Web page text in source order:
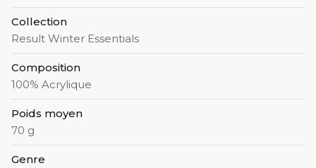
Collection
Result Winter Essentials
Composition
100% Acrylique
Poids moyen
70 g
Genre